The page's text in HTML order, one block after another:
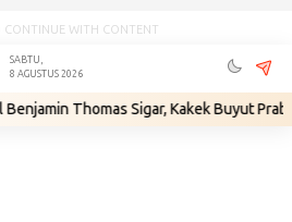
CONTINUE WITH CONTENT
SABTU,
8 AGUSTUS 2026
Sigar, Kakek Buyut Prabowo dari